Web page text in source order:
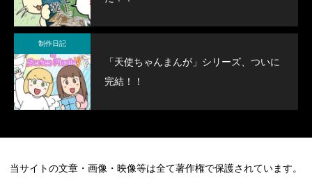
制作日記
「天使ちゃんまんが」シリーズ、ついに
完結！！
当サイトの文章・画像・映像等は全て著作権で保護されています。